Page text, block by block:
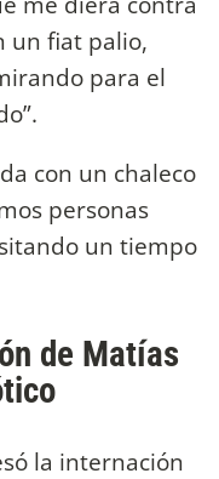
un fiat palio,
para el
con un chaleco
personas
un tiempo
de Matías
la internación